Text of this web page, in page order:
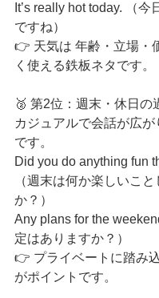
It’s really hot today. （今
ですね）
👉 天気は 年齢・立場・
く使える鉄板ネタです。
🥈 第2位：週末・休日の
カジュアルで会話が広が
です。
Did you do anything fun
（週末は何か楽しいこと
か？）
Any plans for the
定はありますか？）
👉 プライベートに踏み
がポイントです。